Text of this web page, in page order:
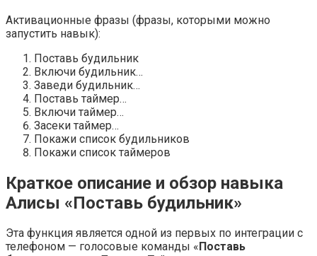
Активационные фразы (фразы, которыми можно
запустить навык):
Поставь будильник
Включи будильник…
Заведи будильник…
Поставь таймер…
Включи таймер…
Засеки таймер…
Покажи список будильников
Покажи список таймеров
Краткое описание и обзор навыка
Алисы «Поставь будильник»
Эта функция является одной из первых по интеграции с
телефоном — голосовые команды « Поставь